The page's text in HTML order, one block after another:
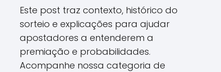
Este post traz contexto, histórico do
sorteio e explicações para ajudar
apostadores a entenderem a
premiação e probabilidades.
Acompanhe nossa categoria de